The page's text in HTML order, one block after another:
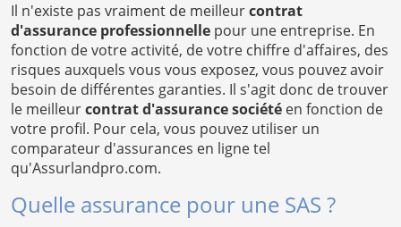
Il n'existe pas vraiment de meilleurcontrat
d'assurance professionnelle pour une entreprise. En
fonction de votre activité, de votre chiffre d'affaires, des
risques auxquels vous vous exposez, vous pouvez avoir
besoin de différentes garanties. Il s'agit donc de trouver
le meilleurcontrat d'assurance société en fonction de
votre profil. Pour cela, vous pouvez utiliser un
comparateur d'assurances en ligne tel
qu'Assurlandpro.com.
Quelle assurance pour une SAS ?